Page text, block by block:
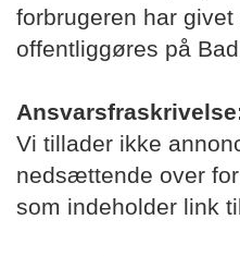
forbrugeren har
offentliggøres på
Vi tillader ikke
nedsættende over
som indeholder link